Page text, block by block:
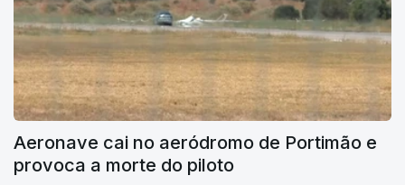
Aeronave cai no aeródromo de Portimão e
provoca a morte do piloto